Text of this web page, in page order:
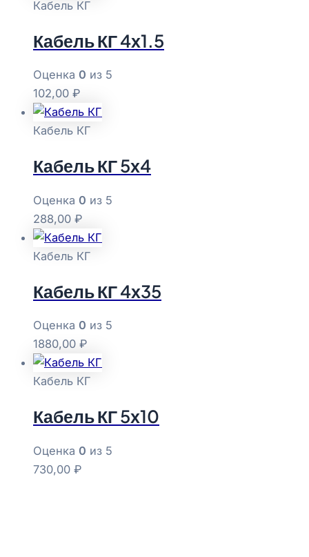
Кабель КГ
Кабель КГ 4х1.5
Оценка 0 из 5
102,00 ₽
Кабель КГ
Кабель КГ 5х4
Оценка 0 из 5
288,00 ₽
Кабель КГ
Кабель КГ 4х35
Оценка 0 из 5
1880,00 ₽
Кабель КГ
Кабель КГ 5х10
Оценка 0 из 5
730,00 ₽